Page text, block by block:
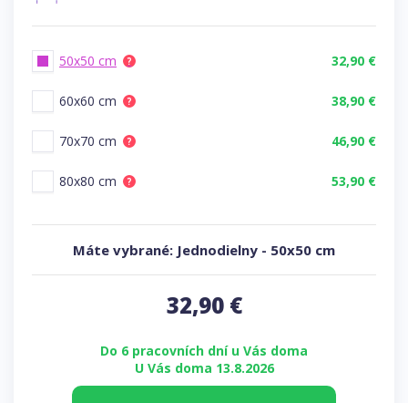
50x50 cm ? 32,90 €
60x60 cm ? 38,90 €
70x70 cm ? 46,90 €
80x80 cm ? 53,90 €
Máte vybrané: Jednodielny - 50x50 cm
32,90€
Do 6 pracovních dní u Vás doma
U Vás doma 13.8.2026